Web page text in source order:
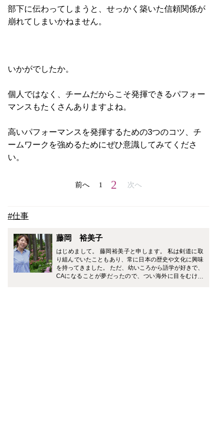
部下に伝わってしまうと、せっかく築いた信頼関係が
崩れてしまいかねません。
いかがでしたか。
個人ではなく、チームだからこそ発揮できるパフォー
マンスもたくさんありますよね。
高いパフォーマンスを発揮するための3つのコツ、チ
ームワークを強めるためにぜひ意識してみてくださ
い。
前へ 1 2 次へ
#仕事
藤岡 裕美子
はじめまして。 藤岡裕美子と申します。 私は剣道に取
り組んでいたこともあり、常に日本の歴史や文化に興味
を持ってきました。 ただ、幼いころから語学が好きで、
CAになることが夢だったので、つい海外に目をむけて